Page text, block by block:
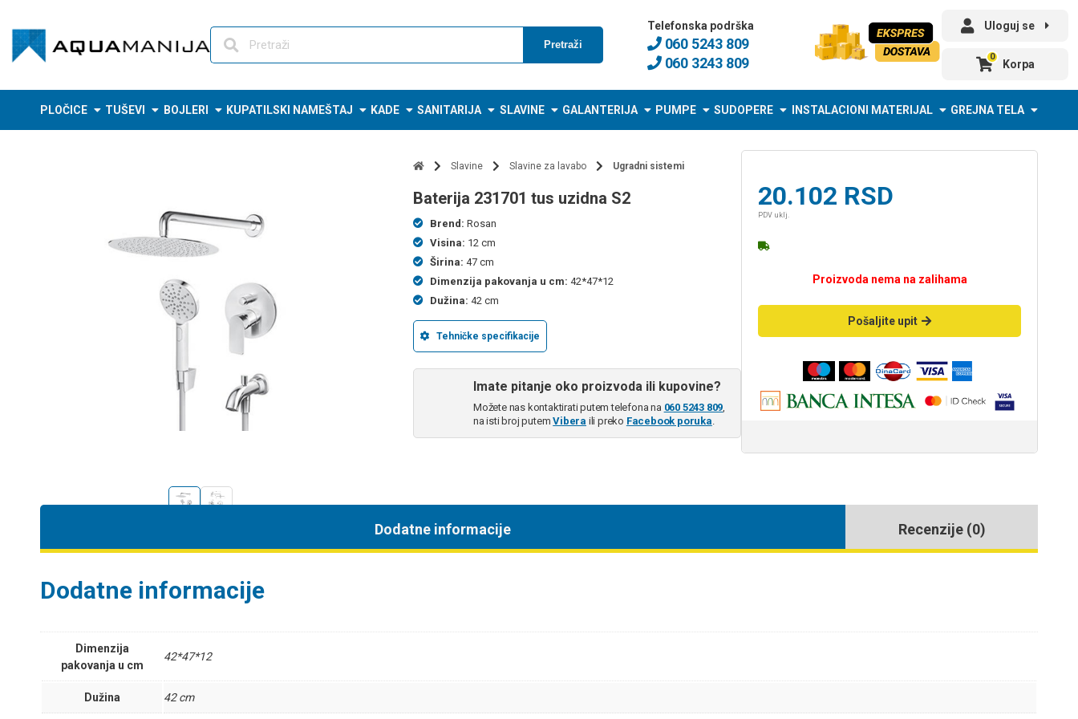
content
Pretraži
Telefonska podrška
060 5243 809
060 3243 809
Uloguj se
0
Korpa
PLOČICE TUŠEVI BOJLERI KUPATILSKI NAMEŠTAJ KADE SANITARIJA SLAVINE GALANTERIJA PUMPE SUDOPERE INSTALACIONI MATERIJAL GREJNA TELA
Slavine Slavine za lavabo Ugradni sistemi
baterija 231701 tus uzidna S2
Brend: Rosan
Visina: 12 cm
Širina: 47 cm
Dimenzija pakovanja u cm: 42*47*12
Dužina: 42 cm
Tehničke specifikacije
Imate pitanje oko proizvoda ili kupovine?
Možete nas kontaktirati putem telefona na 060 5243 809,
na isti broj putemVibera ili preko Facebook poruka.
20.102 RSD
PDV uklj.
Proizvoda nema na zalihama
Pošaljite upit
Dodatne informacije Recenzije (0)
Dodatne informacije
Dimenzija
pakovanja u cm
42*47*12
Dužina 42 cm